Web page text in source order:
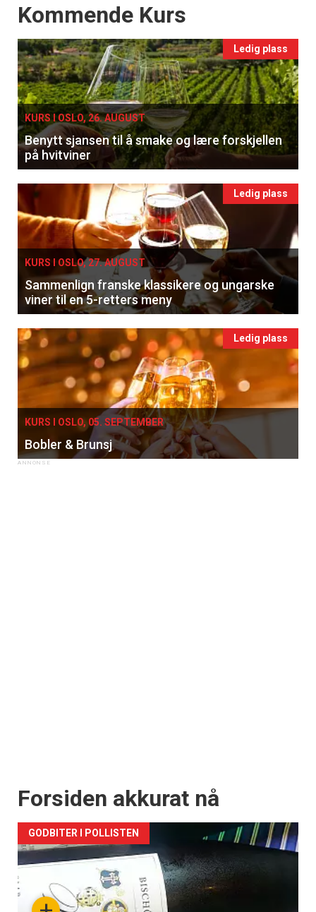
Events
Kommende Kurs
Ledig plass
KURS I OSLO, 26. AUGUST
Benytt sjansen til å smake og lære forskjellen
på hvitviner
Ledig plass
KURS I OSLO, 27. AUGUST
Sammenlign franske klassikere og ungarske
viner til en 5-retters meny
Ledig plass
KURS I OSLO, 05. SEPTEMBER
Bobler & Brunsj
Forsiden akkurat nå
GODBITER I POLLISTEN